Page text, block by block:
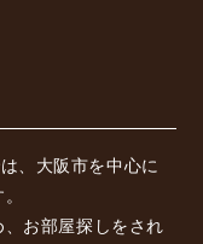
、大阪市を中心に
お部屋探しをされ